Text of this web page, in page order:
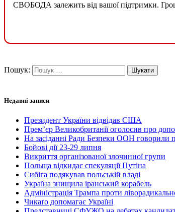
СВОБОДА залежить від вашої підтримки.
Пошук:
Недавні записи
Президент України відвідав США
Прем’єр Великобританії оголосив про
На засіданні Ради Безпеки ООН говорили
Бойові дії 23-29 липня
Викриття організованої злочинної групи
Польща відкидає спекуляції Путіна
Сибіга подякував польській владі
Україна знищила іранський корабель
Адміністрація Трампа проти
Чикаґо допомагає Україні